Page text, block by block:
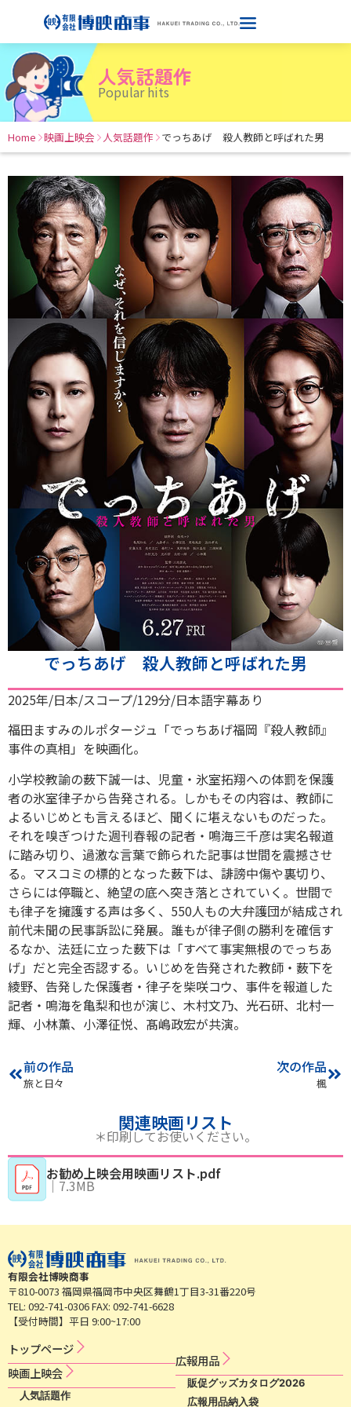
人気話題作
Popular hits
Home 映画上映会 人気話題作 でっちあげ 殺人教師と呼ばれた男
でっちあげ 殺人教師と呼ばれた男
2025年/日本/スコープ/129分/日本語字幕あり
福田ますみのルポタージュ「でっちあげ福岡『殺人教師』
事件の真相」を映画化。
小学校教諭の薮下誠一は、児童・氷室拓翔への体罰を保護
者の氷室律子から告発される。しかもその内容は、教師に
よるいじめとも言えるほど、聞くに堪えないものだった。
それを嗅ぎつけた週刊春報の記者・鳴海三千彦は実名報道
に踏み切り、過激な言葉で飾られた記事は世間を震撼させ
る。マスコミの標的となった薮下は、誹謗中傷や裏切り、
さらには停職と、絶望の底へ突き落とされていく。世間で
も律子を擁護する声は多く、550人もの大弁護団が結成され
前代未聞の民事訴訟に発展。誰もが律子側の勝利を確信す
るなか、法廷に立った薮下は「すべて事実無根のでっちあ
げ」だと完全否認する。いじめを告発された教師・薮下を
綾野、告発した保護者・律子を柴咲コウ、事件を報道した
記者・鳴海を亀梨和也が演じ、木村文乃、光石研、北村一
輝、小林薫、小澤征悦、髙嶋政宏が共演。
前の作品
旅と日々
次の作品
楓
関連映画リスト
＊印刷してお使いください。
お勧め上映会用映画リスト.pdf
｜ 7.3MB
有限会社博映商事
〒810-0073 福岡県福岡市中央区舞鶴1丁目3-31番220号
TEL: 092-741-0306 FAX: 092-741-6628
【受付時間】平日 9:00~17:00
トップページ
映​画​上​映​会​​
人気話題作
広​報​用​品​
販促グッズカタログ2026
広報用品納入袋